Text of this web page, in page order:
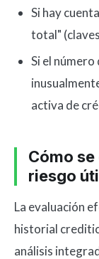
Si hay
total"
Si el
activa de
Cómo
riesgo
La evaluación
historial
análisis